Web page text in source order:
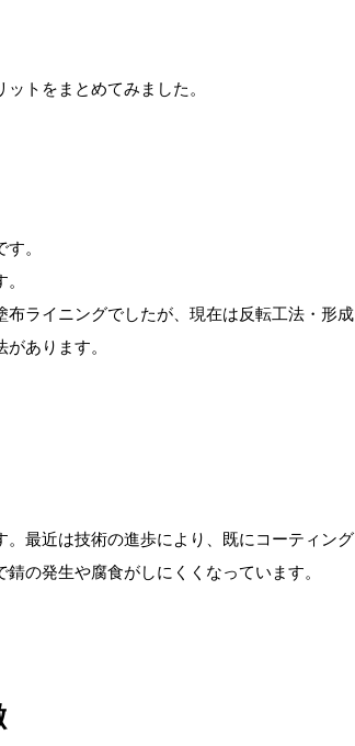
トをまとめてみました。
。
ライニングでしたが、現在は反転工法・形成
あります。
最近は技術の進歩により、既にコーティング
の発生や腐食がしにくくなっています。